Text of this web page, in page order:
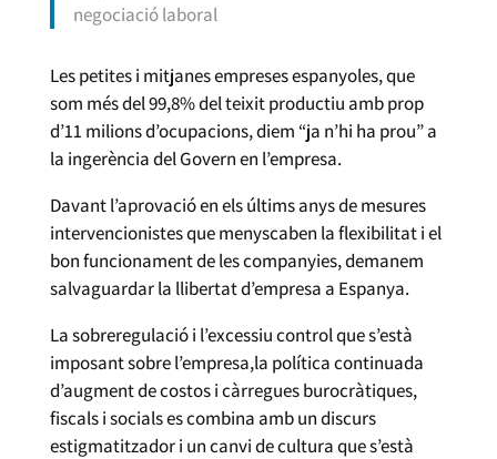
negociació laboral
Les petites i mitjanes empreses espanyoles, que
som més del 99,8% del teixit productiu amb prop
d’11 milions d’ocupacions, diem “ja n’hi ha prou” a
la ingerència del Govern en l’empresa.
Davant l’aprovació en els últims anys de mesures
intervencionistes que menyscaben la flexibilitat i el
bon funcionament de les companyies, demanem
salvaguardar la llibertat d’empresa a Espanya.
La sobreregulació i l’excessiu control que s’està
imposant sobre l’empresa,la política continuada
d’augment de costos i càrregues burocràtiques,
fiscals i socials es combina amb un discurs
estigmatitzador i un canvi de cultura que s’està